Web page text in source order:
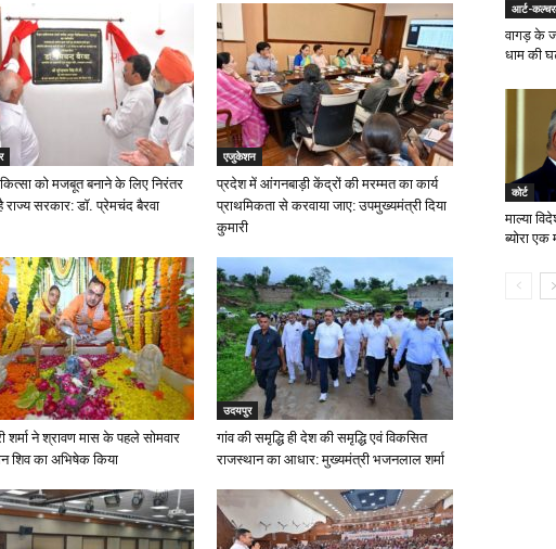
को मजबूत बनाने के लिए निरंतर
राज्य सरकार: डॉ. प्रेमचंद बैरवा
एजुकेशन
प्रदेश में आंगनबाड़ी केंद्रों की मरम्मत का कार्य
प्राथमिकता से करवाया जाए: उपमुख्यमंत्री दिया
कुमारी
शर्मा ने श्रावण मास के पहले सोमवार
शिव का अभिषेक किया
उदयपुर
गांव की समृद्धि ही देश की समृद्धि एवं विकसित
राजस्थान का आधार: मुख्यमंत्री भजनलाल शर्मा
आर्ट-
वागड़ के
धाम की
कोर्ट
माल्या
ब्योरा